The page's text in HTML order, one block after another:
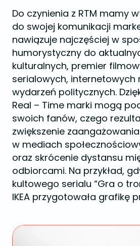
Do czynienia z RTM mamy
do swojej komunikacji
nawiązuje najczęściej w
humorystyczny do
kulturalnych, premier
serialowych, internetowych
wydarzeń politycznych.
Real – Time marki mogą
swoich fanów, czego
zwiększenie
w mediach
oraz skrócenie dystansu
odbiorcami. Na przykład,
kultowego serialu “Gra o
IKEA przygotowała grafikę